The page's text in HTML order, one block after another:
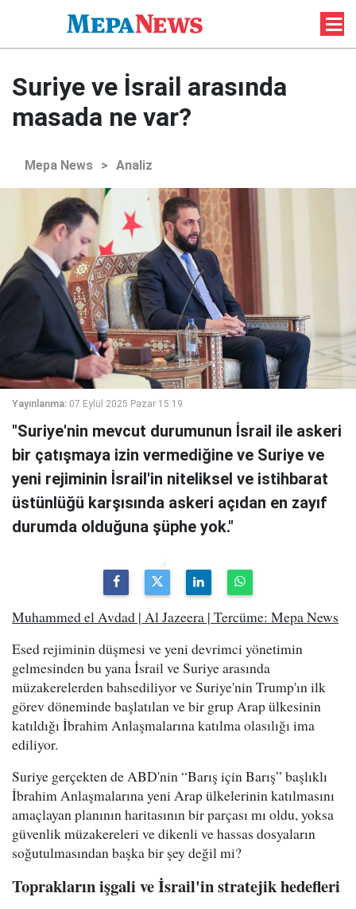
Suriye ve İsrail arasında
masada ne var?
Mepa News > Analiz
Yayınlanma: 07 Eylül 2025 Pazar 15:19
"Suriye'nin mevcut durumunun İsrail ile askeri
bir çatışmaya izin vermediğine ve Suriye ve
yeni rejiminin İsrail'in niteliksel ve istihbarat
üstünlüğü karşısında askeri açıdan en zayıf
durumda olduğuna şüphe yok."
Muhammed el Avdad | Al Jazeera | Tercüme: Mepa News
Esed rejiminin düşmesi ve yeni devrimci yönetimin
gelmesinden bu yana İsrail ve Suriye arasında
müzakerelerden bahsediliyor ve Suriye'nin Trump'ın ilk
görev döneminde başlatılan ve bir grup Arap ülkesinin
katıldığı İbrahim Anlaşmalarına katılma olasılığı ima
ediliyor.
Suriye gerçekten de ABD'nin “Barış için Barış” başlıklı
İbrahim Anlaşmalarına yeni Arap ülkelerinin katılmasını
amaçlayan planının haritasının bir parçası mı oldu, yoksa
güvenlik müzakereleri ve dikenli ve hassas dosyaların
soğutulmasından başka bir şey değil mi?
Toprakların işgali ve İsrail'in stratejik hedefleri